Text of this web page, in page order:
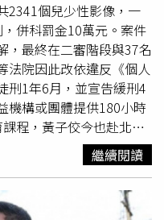
2341個兒少性影像，一
併科罰金10萬元。案件
，最終在二審階段與37名
法院因此改依違反《個人
刑1年6月，並宣告緩刑4
機構或團體提供180小時
程，黃子佼今也赴北檢
蘋新聞網》報導，該案於
確定，黃子佼免於入監服
11日）依通知前往台北地
，後續將依規定履行保
繼續閱讀